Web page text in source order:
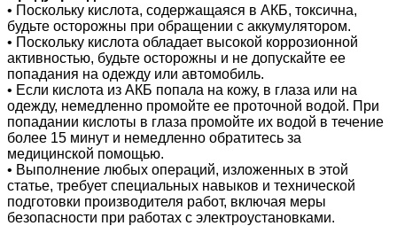
• Поскольку кислота, содержащаяся в АКБ, токсична,
будьте осторожны при обращении с аккумулятором.
• Поскольку кислота обладает высокой коррозионной
активностью, будьте осторожны и не допускайте ее
попадания на одежду или автомобиль.
• Если кислота из АКБ попала на кожу, в глаза или на
одежду, немедленно промойте ее проточной водой. При
попадании кислоты в глаза промойте их водой в течение
более 15 минут и немедленно обратитесь за
медицинской помощью.
• Выполнение любых операций, изложенных в этой
статье, требует специальных навыков и технической
подготовки производителя работ, включая меры
безопасности при работах с электроустановками.